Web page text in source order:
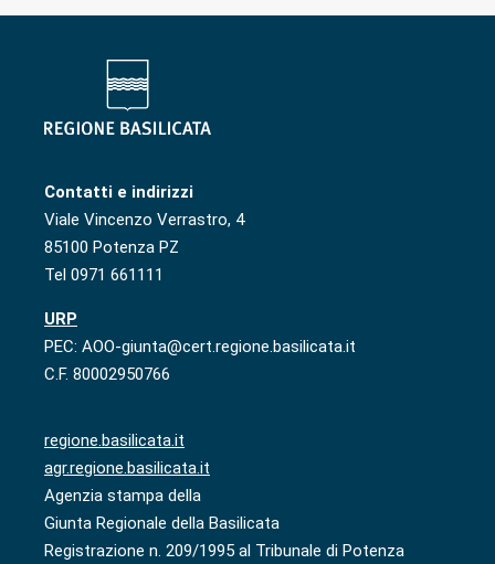
Contatti e indirizzi
Viale Vincenzo Verrastro, 4
85100 Potenza PZ
Tel 0971 661111
URP
PEC: AOO-giunta@cert.regione.basilicata.it
C.F. 80002950766
regione.basilicata.it
agr.regione.basilicata.it
Agenzia stampa della
Giunta Regionale della Basilicata
Registrazione n. 209/1995 al Tribunale di Potenza